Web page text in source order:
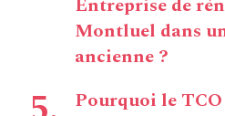
Entreprise de
Montluel dans
ancienne ?
Pourquoi le